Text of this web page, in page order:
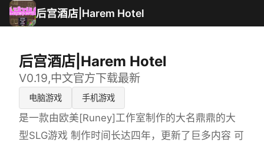
后宫酒店|Harem Hotel
后宫酒店|Harem Hotel
V0.19,中文官方下载最新
电脑游戏 手机游戏
是一款由欧美[Runey]工作室制作的大名鼎鼎的大
型SLG游戏 制作时间长达四年，更新了巨多内容 可